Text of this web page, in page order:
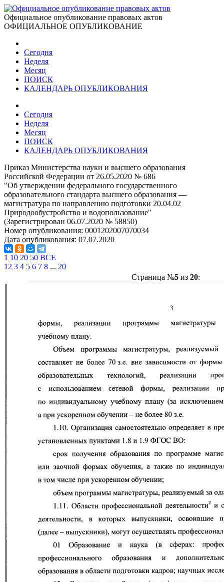
Официальное опубликование правовых актов
ОФИЦИАЛЬНОЕ ОПУБЛИКОВАНИЕ
Сегодня
Неделя
Месяц
ПОИСК
КАЛЕНДАРЬ ОПУБЛИКОВАНИЯ
Сегодня
Неделя
Месяц
ПОИСК
КАЛЕНДАРЬ ОПУБЛИКОВАНИЯ
Приказ Министерства науки и высшего образования
Российской Федерации от 26.05.2020 № 686
"Об утверждении федерального государственного
образовательного стандарта высшего образования —
магистратура по направлению подготовки 20.04.02
Природообустройство и водопользование"
(Зарегистрирован 06.07.2020 № 58850)
Номер опубликования: 0001202007070034
Дата опубликования: 07.07.2020
1 10 20 50 ВСЕ
1 2 3 4 5 6 7 8 ... 20
Страница №5из 20: